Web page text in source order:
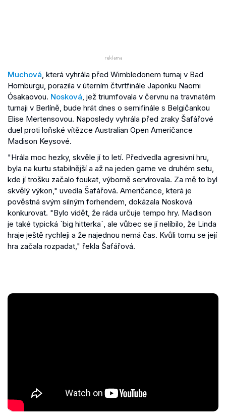
Muchová, která vyhrála před Wimbledonem turnaj v Bad
Homburgu, porazila v úterním čtvrtfinále Japonku Naomi
Ósakaovou. Nosková, jež triumfovala v červnu na travnatém
turnaji v Berlíně, bude hrát dnes o semifinále s Belgičankou
Elise Mertensovou. Naposledy vyhrála před zraky Šafářové
duel proti loňské vítězce Australian Open Američance
Madison Keysové.
"Hrála moc hezky, skvěle jí to letí. Předvedla agresivní hru,
byla na kurtu stabilnější a až na jeden game ve druhém setu,
kde jí trošku začalo foukat, výborně servírovala. Za mě to byl
skvělý výkon," uvedla Šafářová. Američance, která je
pověstná svým silným forhendem, dokázala Nosková
konkurovat. "Bylo vidět, že ráda určuje tempo hry. Madison
je také typická ´big hitterka´, ale vůbec se jí nelíbilo, že Linda
hraje ještě rychleji a že najednou nemá čas. Kvůli tomu se její
hra začala rozpadat," řekla Šafářová.